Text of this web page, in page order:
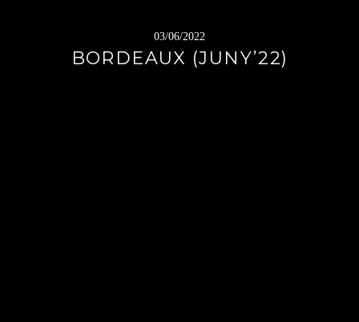
03/06/2022
BORDEAUX (JUNY’22)